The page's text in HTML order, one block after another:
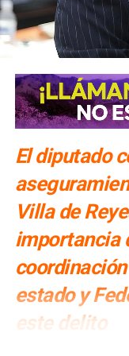
Más de 30
faltas graves
NO TE PIERDAS
Congreso busca
El diputado
Villa de
importancia
estado y
este delito